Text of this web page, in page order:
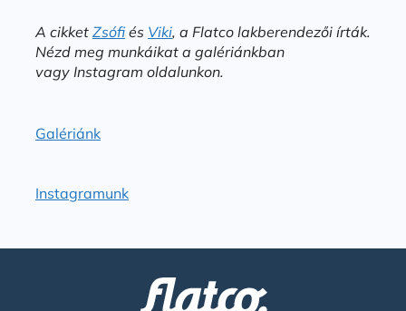
A cikket Zsófiés Viki, a Flatco lakberendezői írták.
Nézd meg munkáikat a galériánkban
vagy Instagram oldalunkon.
Galériánk
Instagramunk